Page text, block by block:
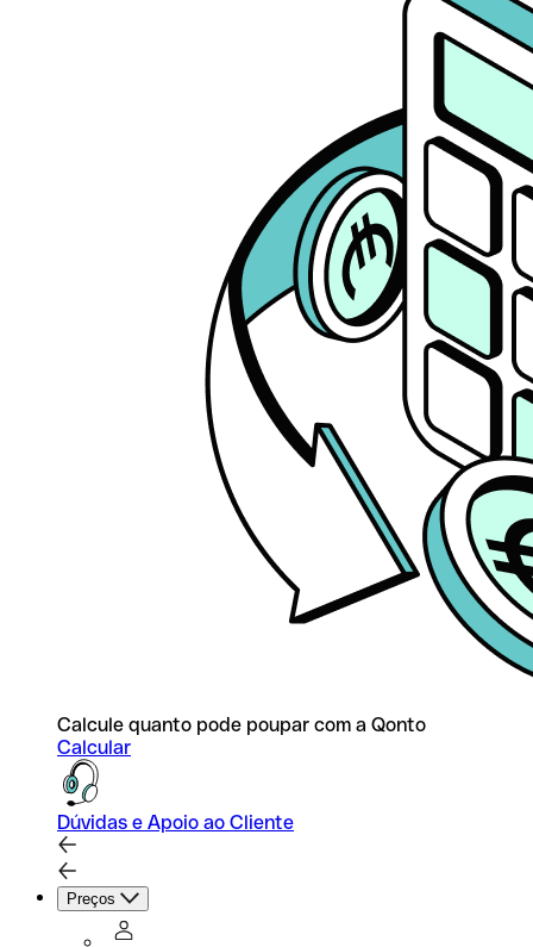
Calcule quanto pode poupar com a Qonto
Calcular
Dúvidas e Apoio ao Cliente
Preços